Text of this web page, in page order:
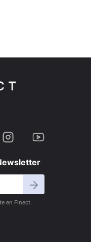
en Finect.